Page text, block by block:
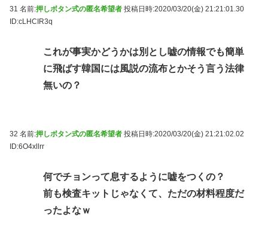
31 名前:押しボタン式の匿名希望者 投稿日時:2020/03/20(金) 21:21:01.30
ID:cLHCIR3q
これが事実かどうかは別とし嘘の情報でも簡単
に飛ばす韓国には風説の流布とかそう言う法律
無いの？
32 名前:押しボタン式の匿名希望者 投稿日時:2020/03/20(金) 21:21:02.02
ID:6O4xllrr
何でチョンって息するように嘘をつくの？
前も検査キットじゃなくて、ただの材料程度だ
ったよなｗ